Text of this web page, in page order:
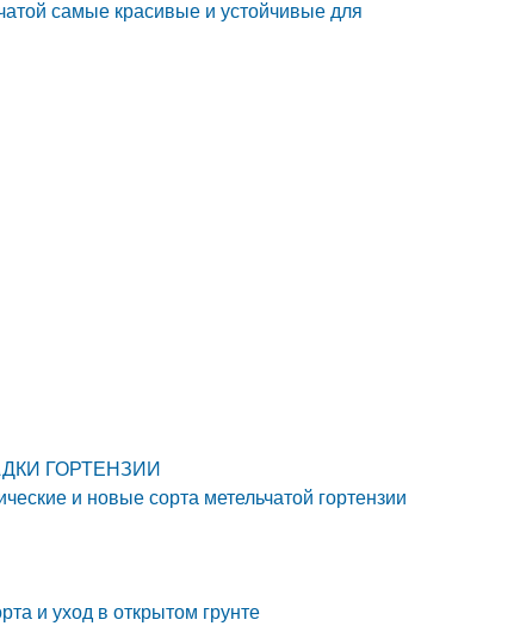
самые красивые и устойчивые для
ГОРТЕНЗИИ
и новые сорта метельчатой гортензии
и уход в открытом грунте